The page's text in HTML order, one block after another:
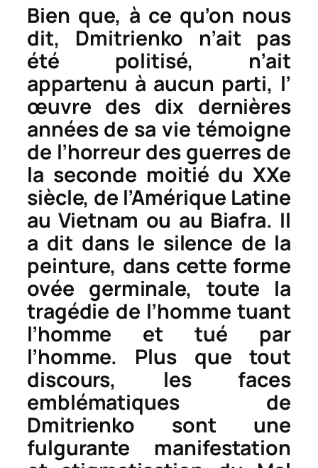
Bien que, à ce qu’on nous
dit, Dmitrienko n’ait pas
été politisé, n’ait
appartenu à aucun parti, l’
œuvre des dix dernières
années de sa vie témoigne
de l’horreur des guerres de
la seconde moitié du XXe
siècle, de l’Amérique Latine
au Vietnam ou au Biafra. Il
a dit dans le silence de la
peinture, dans cette forme
ovée germinale, toute la
tragédie de l’homme tuant
l’homme et tué par
l’homme. Plus que tout
discours, les faces
emblématiques de
Dmitrienko sont une
fulgurante manifestation